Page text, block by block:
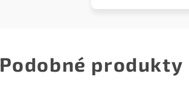
Podobné produkty